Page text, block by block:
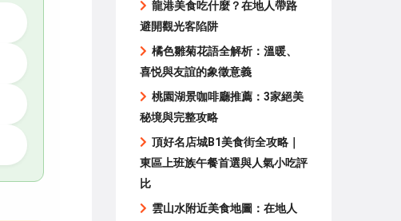
龍港美食吃什麼？在地人帶路
避開觀光客陷阱
橘色雛菊花語全解析：溫暖、
喜悦與友誼的象徵意義
桃園湖景咖啡廳推薦：3家絕美
秘境與完整攻略
頂好名店城B1美食街全攻略｜
東區上班族午餐首選與人氣小吃評
比
雲山水附近美食地圖：在地人